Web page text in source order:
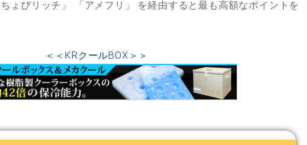
ちょびリッチ」 「アメフリ」
を経由すると最も高額なポイントを
＜＜KRクールBOX＞＞